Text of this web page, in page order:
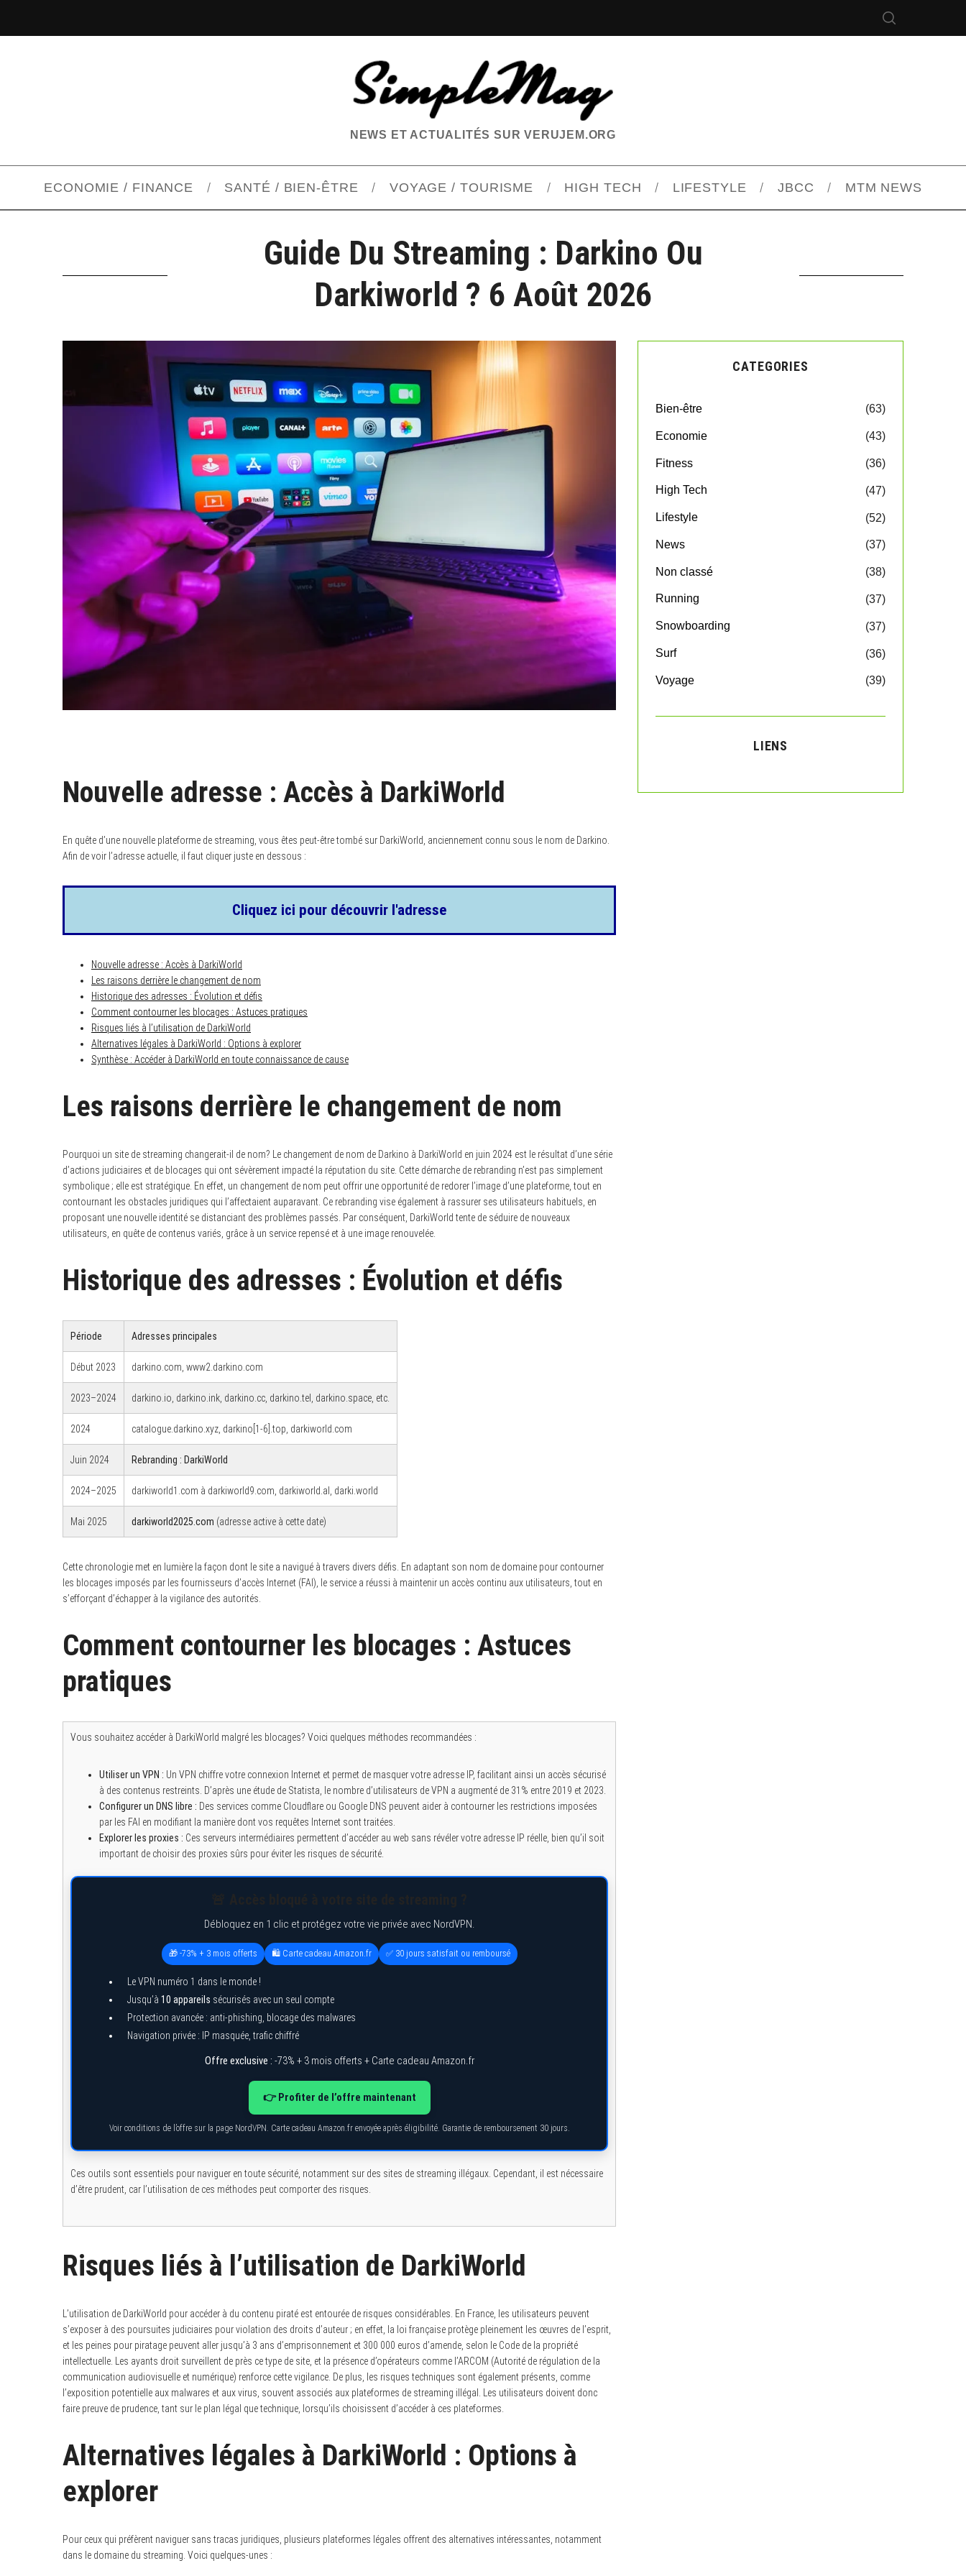
NEWS ET ACTUALITÉS SUR VERUJEM.ORG
ECONOMIE / FINANCE SANTÉ / BIEN-ÊTRE VOYAGE / TOURISME HIGH TECH LIFESTYLE JBCC MTM NEWS
Guide Du Streaming : Darkino Ou
Darkiworld ? 6 Août 2026
Nouvelle adresse : Accès à DarkiWorld
En quête d’une nouvelle plateforme de streaming, vous êtes peut-être tombé sur DarkiWorld, anciennement connu sous le nom de Darkino.
Afin de voir l’adresse actuelle, il faut cliquer juste en dessous :
Cliquez ici pour découvrir l'adresse
Nouvelle adresse : Accès à DarkiWorld
Les raisons derrière le changement de nom
Historique des adresses : Évolution et défis
Comment contourner les blocages : Astuces pratiques
Risques liés à l’utilisation de DarkiWorld
Alternatives légales à DarkiWorld : Options à explorer
Synthèse : Accéder à DarkiWorld en toute connaissance de cause
Les raisons derrière le changement de nom
Pourquoi un site de streaming changerait-il de nom? Le changement de nom de Darkino à DarkiWorld en juin 2024 est le résultat d’une série
d’actions judiciaires et de blocages qui ont sévèrement impacté la réputation du site. Cette démarche de rebranding n’est pas simplement
symbolique ; elle est stratégique. En effet, un changement de nom peut offrir une opportunité de redorer l’image d’une plateforme, tout en
contournant les obstacles juridiques qui l’affectaient auparavant. Ce rebranding vise également à rassurer ses utilisateurs habituels, en
proposant une nouvelle identité se distanciant des problèmes passés. Par conséquent, DarkiWorld tente de séduire de nouveaux
utilisateurs, en quête de contenus variés, grâce à un service repensé et à une image renouvelée.
Historique des adresses : Évolution et défis
Période Adresses principales
Début 2023 darkino.com, www2.darkino.com
2023–2024 darkino.io, darkino.ink, darkino.cc, darkino.tel, darkino.space, etc.
2024 catalogue.darkino.xyz, darkino[1-6].top, darkiworld.com
Juin 2024 Rebranding : DarkiWorld
2024–2025 darkiworld1.com à darkiworld9.com, darkiworld.al, darki.world
Mai 2025 darkiworld2025.com (adresse active à cette date)
Cette chronologie met en lumière la façon dont le site a navigué à travers divers défis. En adaptant son nom de domaine pour contourner
les blocages imposés par les fournisseurs d’accès Internet (FAI), le service a réussi à maintenir un accès continu aux utilisateurs, tout en
s’efforçant d’échapper à la vigilance des autorités.
Comment contourner les blocages : Astuces
pratiques
Vous souhaitez accéder à DarkiWorld malgré les blocages? Voici quelques méthodes recommandées :
Utiliser un VPN : Un VPN chiffre votre connexion Internet et permet de masquer votre adresse IP, facilitant ainsi un accès sécurisé
à des contenus restreints. D’après une étude de Statista, le nombre d’utilisateurs de VPN a augmenté de 31% entre 2019 et 2023.
Configurer un DNS libre : Des services comme Cloudflare ou Google DNS peuvent aider à contourner les restrictions imposées
par les FAI en modifiant la manière dont vos requêtes Internet sont traitées.
Explorer les proxies : Ces serveurs intermédiaires permettent d’accéder au web sans révéler votre adresse IP réelle, bien qu’il soit
important de choisir des proxies sûrs pour éviter les risques de sécurité.
Débloquez en 1 clic et protégez votre vie privée avec NordVPN.
🎁 -73% + 3 mois offerts 🛍️ Carte cadeau Amazon.fr ✅ 30 jours satisfait ou remboursé
Le VPN numéro 1 dans le monde !
Jusqu’à 10 appareils sécurisés avec un seul compte
Protection avancée : anti-phishing, blocage des malwares
Navigation privée : IP masquée, trafic chiffré
Offre exclusive : -73% + 3 mois offerts + Carte cadeau Amazon.fr
👉 Profiter de l’offre maintenant
Voir conditions de l’offre sur la page NordVPN. Carte cadeau Amazon.fr envoyée après éligibilité. Garantie de remboursement 30 jours.
Ces outils sont essentiels pour naviguer en toute sécurité, notamment sur des sites de streaming illégaux. Cependant, il est nécessaire
d’être prudent, car l’utilisation de ces méthodes peut comporter des risques.
Risques liés à l’utilisation de DarkiWorld
L’utilisation de DarkiWorld pour accéder à du contenu piraté est entourée de risques considérables. En France, les utilisateurs peuvent
s’exposer à des poursuites judiciaires pour violation des droits d’auteur ; en effet, la loi française protège pleinement les œuvres de l’esprit,
et les peines pour piratage peuvent aller jusqu’à 3 ans d’emprisonnement et 300 000 euros d’amende, selon le Code de la propriété
intellectuelle. Les ayants droit surveillent de près ce type de site, et la présence d’opérateurs comme l’ARCOM (Autorité de régulation de la
communication audiovisuelle et numérique) renforce cette vigilance. De plus, les risques techniques sont également présents, comme
l’exposition potentielle aux malwares et aux virus, souvent associés aux plateformes de streaming illégal. Les utilisateurs doivent donc
faire preuve de prudence, tant sur le plan légal que technique, lorsqu’ils choisissent d’accéder à ces plateformes.
Alternatives légales à DarkiWorld : Options à
explorer
Pour ceux qui préfèrent naviguer sans tracas juridiques, plusieurs plateformes légales offrent des alternatives intéressantes, notamment
dans le domaine du streaming. Voici quelques-unes :
CATEGORIES
Bien-être (63)
Economie (43)
Fitness (36)
High Tech (47)
Lifestyle (52)
News (37)
Non classé (38)
Running (37)
Snowboarding (37)
Surf (36)
Voyage (39)
LIENS
e
a
c
h
f
: